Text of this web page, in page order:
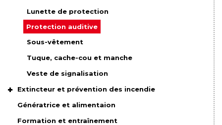
Lunette de protection
Protection auditive
Sous-vêtement
Tuque, cache-cou et manche
Veste de signalisation
Extincteur et prévention des incendie
Génératrice et alimentaion
Formation et entraînement